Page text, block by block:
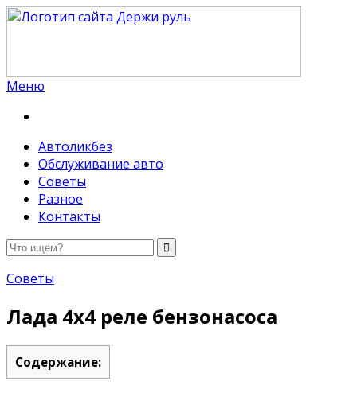
Меню
Автоликбез
Обслуживание авто
Советы
Разное
Контакты
Советы
Лада 4х4 реле бензонасоса
Содержание: